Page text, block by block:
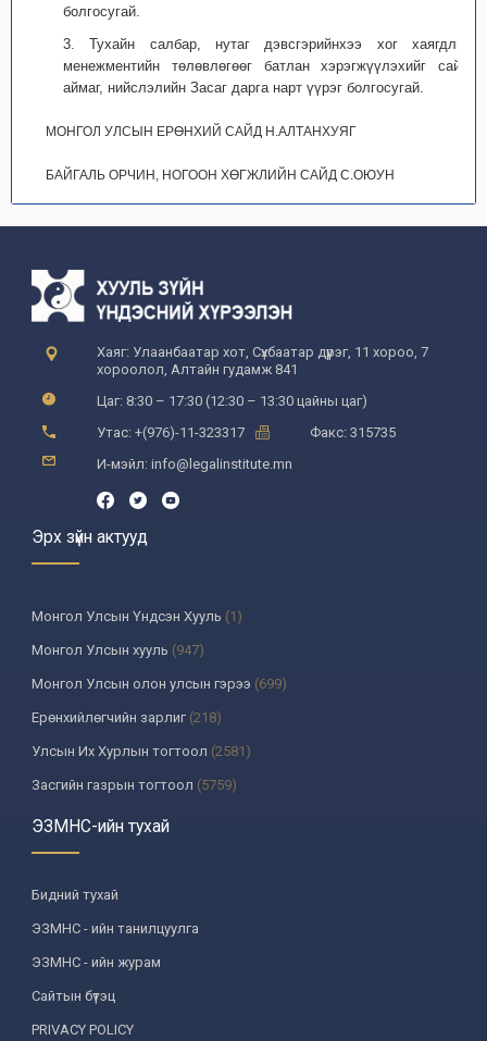
болгосугай.
3. Тухайн салбар, нутаг дэвсгэрийнхээ хог хаягдлын
менежментийн төлөвлөгөөг батлан хэрэгжүүлэхийг сайд,
аймаг, нийслэлийн Засаг дарга нарт үүрэг болгосугай.
МОНГОЛ УЛСЫН ЕРӨНХИЙ САЙД Н.АЛТАНХУЯГ
БАЙГАЛЬ ОРЧИН, НОГООН ХӨГЖЛИЙН САЙД С.ОЮУН
Хаяг: Улаанбаатар хот, Сүхбаатар дүүрэг, 11 хороо, 7
хороолол, Алтайн гудамж 841
Цаг: 8:30 – 17:30 (12:30 – 13:30 цайны цаг)
Утас: +(976)-11-323317
Факс: 315735
И-мэйл: info@legalinstitute.mn
Эрх зүйн актууд
Монгол Улсын Үндсэн Хууль (1)
Монгол Улсын хууль (947)
Монгол Улсын олон улсын гэрээ (699)
Ерөнхийлөгчийн зарлиг(218)
Улсын Их Хурлын тогтоол (2581)
Засгийн газрын тогтоол (5759)
Үндсэн хуулийн цэцийн шийдвэр
Улсын дээд шүүхийн тогтоол
УИХ-аас томилогддог байгууллагын дарга, түүнтэй адилтгах албан
тушаалтны шийдвэр
Сайдын тушаал(987)
Засгийн газрын агентлагийн даргын тушаал
Хууль, хяналтын байгууллага
ЭЗМНС-ийн тухай
Бидний тухай
ЭЗМНС - ийн танилцуулга
ЭЗМНС - ийн журам
Сайтын бүтэц
PRIVACY POLICY